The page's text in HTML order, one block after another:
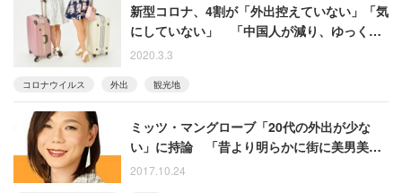
新型コロナ、4割が「外出控えていない」「気
にしていない」 「中国人が減り、ゆっくり
観光できた」という声も
2020.3.3
コロナウイルス 外出 観光地
ミッツ・マングローブ「20代の外出が少な
い」に持論 「昔より明らかに街に美男美女
が多い」「ブサイクは外に出ないでしょ」
2017.10.24